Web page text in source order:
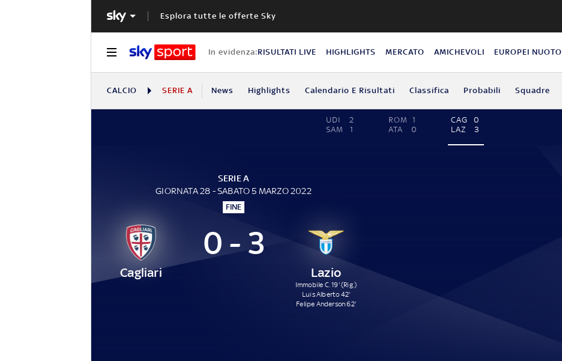
Esplora tutte le offerte Sky
In evidenza:RISULTATI LIVE HIGHLIGHTS MERCATO AMICHEVOLI EUROPEI NUOTO
CALCIO SERIE A News Highlights Calendario E Risultati Classifica Probabili Squadre
UDI
2
SAM
1
ROM
1
ATA
0
CAG
0
LAZ
3
SERIE A
GIORNATA 28 - SABATO 5 MARZO 2022
FINE
Cagliari
0 - 3
Lazio
Immobile C. 19' (Rig.)
Luis Alberto 42'
Felipe Anderson 62'